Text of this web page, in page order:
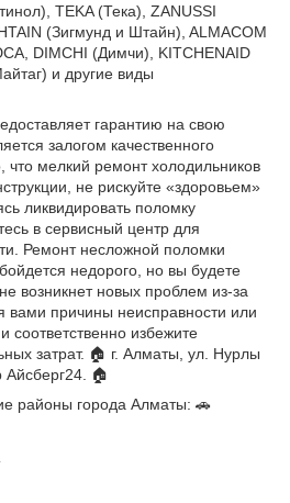
TEKA (Тека), ZANUSSI
(Зигмунд и Штайн), ALMACOM
DIMCHI (Димчи), KITCHENAID
и другие виды
гарантию на свою
залогом качественного
что мелкий ремонт холодильников
не рискуйте «здоровьем»
ликвидировать поломку
в сервисный центр для
Ремонт несложной поломки
недорого, но вы будете
возникнет новых проблем из-за
вами причины неисправности или
соответственно избежите
затрат. 🏠 г. Алматы, ул. Нурлы
🏠
районы города Алматы: 🚗